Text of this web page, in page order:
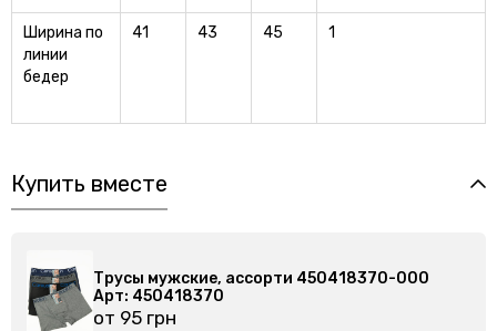
Ширина по
линии
бедер
41 43 45 1
Купить вместе
000
Трусы мужские, ассорти 450418370-000
Арт: 450418370
от 95 грн